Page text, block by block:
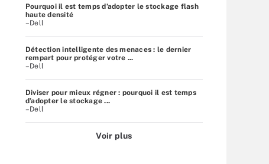
Pourquoi il est temps d’adopter le stockage flash
haute densité
–Dell
Détection intelligente des menaces : le dernier
rempart pour protéger votre ...
–Dell
Diviser pour mieux régner : pourquoi il est temps
d’adopter le stockage ...
–Dell
Voir plus